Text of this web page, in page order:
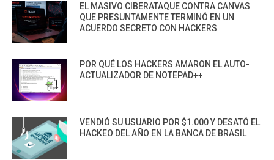
EL MASIVO CIBERATAQUE CONTRA CANVAS
QUE PRESUNTAMENTE TERMINÓ EN UN
ACUERDO SECRETO CON HACKERS
POR QUÉ LOS HACKERS AMARON EL AUTO-
ACTUALIZADOR DE NOTEPAD++
VENDIÓ SU USUARIO POR $1.000 Y DESATÓ EL
HACKEO DEL AÑO EN LA BANCA DE BRASIL